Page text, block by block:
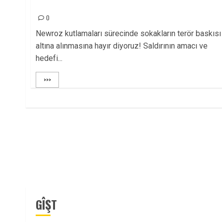
0
Newroz kutlamaları sürecinde sokakların terör baskısı
altına alınmasına hayır diyoruz! Saldırının amacı ve
hedefi...
>>>
GÎŞT